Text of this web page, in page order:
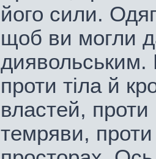
його сили.
щоб ви могли
диявольським.
проти тіла й
властей, проти
темряви, проти